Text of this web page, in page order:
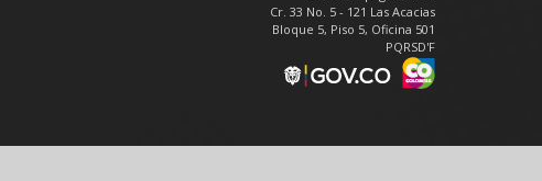
Cr. 33 No. 5 - 121 Las Acacias
Bloque 5, Piso 5, Oficina 501
PQRSD'F